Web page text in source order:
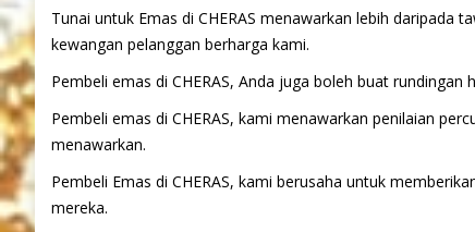
Tunai untuk Emas di CHERAS menawarkan lebih daripada
kewangan pelanggan berharga kami.
Pembeli emas di CHERAS, Anda juga boleh buat rundingan
Pembeli emas di CHERAS, kami menawarkan penilaian
menawarkan.
Pembeli Emas di CHERAS, kami berusaha untuk
mereka.